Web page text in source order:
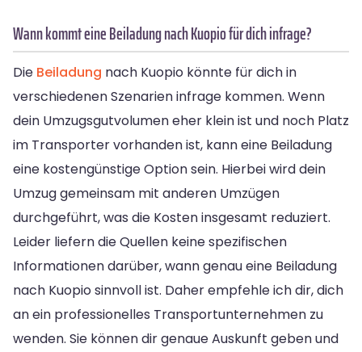
Wann kommt eine Beiladung nach Kuopio für dich infrage?
Die Beiladung nach Kuopio könnte für dich in
verschiedenen Szenarien infrage kommen. Wenn
dein Umzugsgutvolumen eher klein ist und noch Platz
im Transporter vorhanden ist, kann eine Beiladung
eine kostengünstige Option sein. Hierbei wird dein
Umzug gemeinsam mit anderen Umzügen
durchgeführt, was die Kosten insgesamt reduziert.
Leider liefern die Quellen keine spezifischen
Informationen darüber, wann genau eine Beiladung
nach Kuopio sinnvoll ist. Daher empfehle ich dir, dich
an ein professionelles Transportunternehmen zu
wenden. Sie können dir genaue Auskunft geben und